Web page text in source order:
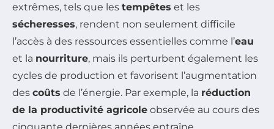
extrêmes, tels que les tempêtes et les
sécheresses, rendent non seulement difficile
l’accès à des ressources essentielles comme l’eau
et la nourriture, mais ils perturbent également les
cycles de production et favorisent l’augmentation
des coûts de l’énergie. Par exemple, la réduction
de la productivité agricole observée au cours des